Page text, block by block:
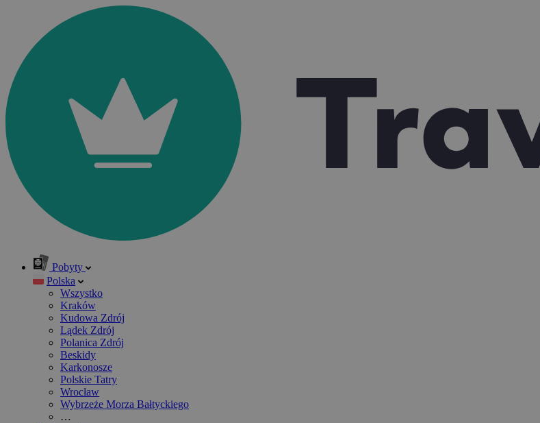
Pobyty
Polska
Wszystko
Kraków
Kudowa Zdrój
Lądek Zdrój
Polanica Zdrój
Beskidy
Karkonosze
Polskie Tatry
Wrocław
Wybrzeże Morza Bałtyckiego
…